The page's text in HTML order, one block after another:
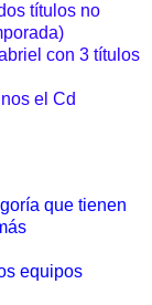
títulos no
con 3 títulos
el Cd
que tienen
equipos